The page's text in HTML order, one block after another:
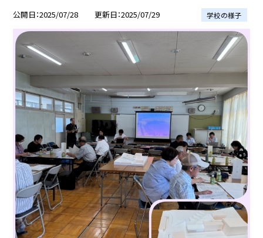
公開日 2025/07/28 更新日 2025/07/29 学校の様子